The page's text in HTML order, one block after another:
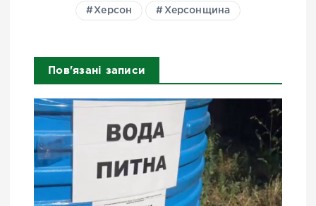
Херсон Херсонщина
Пов'язані записи